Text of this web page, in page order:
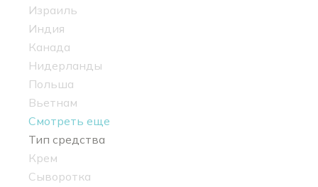
Израиль
Индия
Канада
Нидерланды
Польша
Вьетнам
Смотреть еще
Тип средства
Крем
Сыворотка